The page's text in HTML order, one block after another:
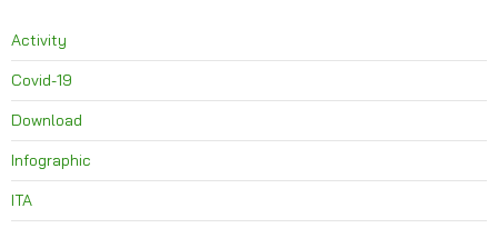
Activity
Covid-19
Download
Infographic
ITA